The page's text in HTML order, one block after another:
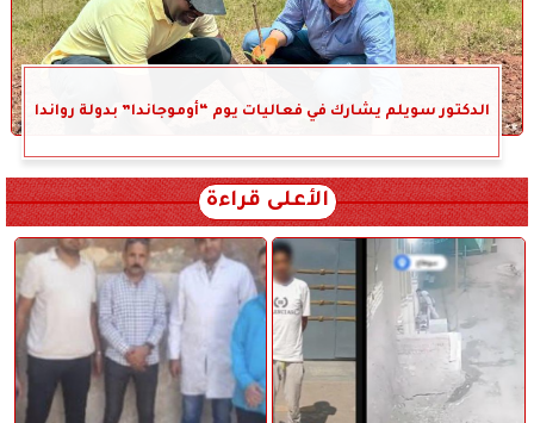
الدكتور سويلم يشارك في فعاليات يوم “أوموجاندا” بدولة رواندا
الأعلى قراءة